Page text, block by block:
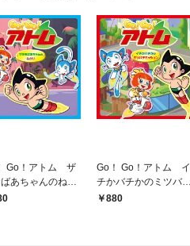
Go！アトム ザ
あちゃんのねが
Go！ Go！アトム イ
チかバチかのミツバチ
ミッション
880